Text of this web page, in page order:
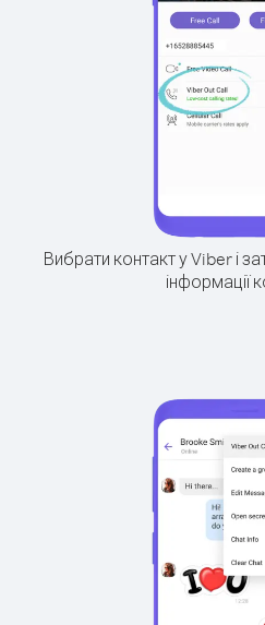
Вибрати контакт у Viber і
інформації